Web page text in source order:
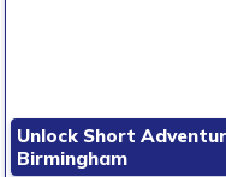
Unlock Short
Birmingham